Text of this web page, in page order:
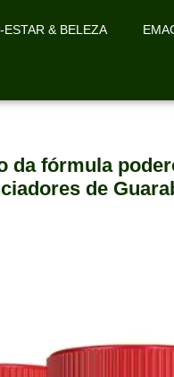
ESTAR & BELEZA
da fórmula
de